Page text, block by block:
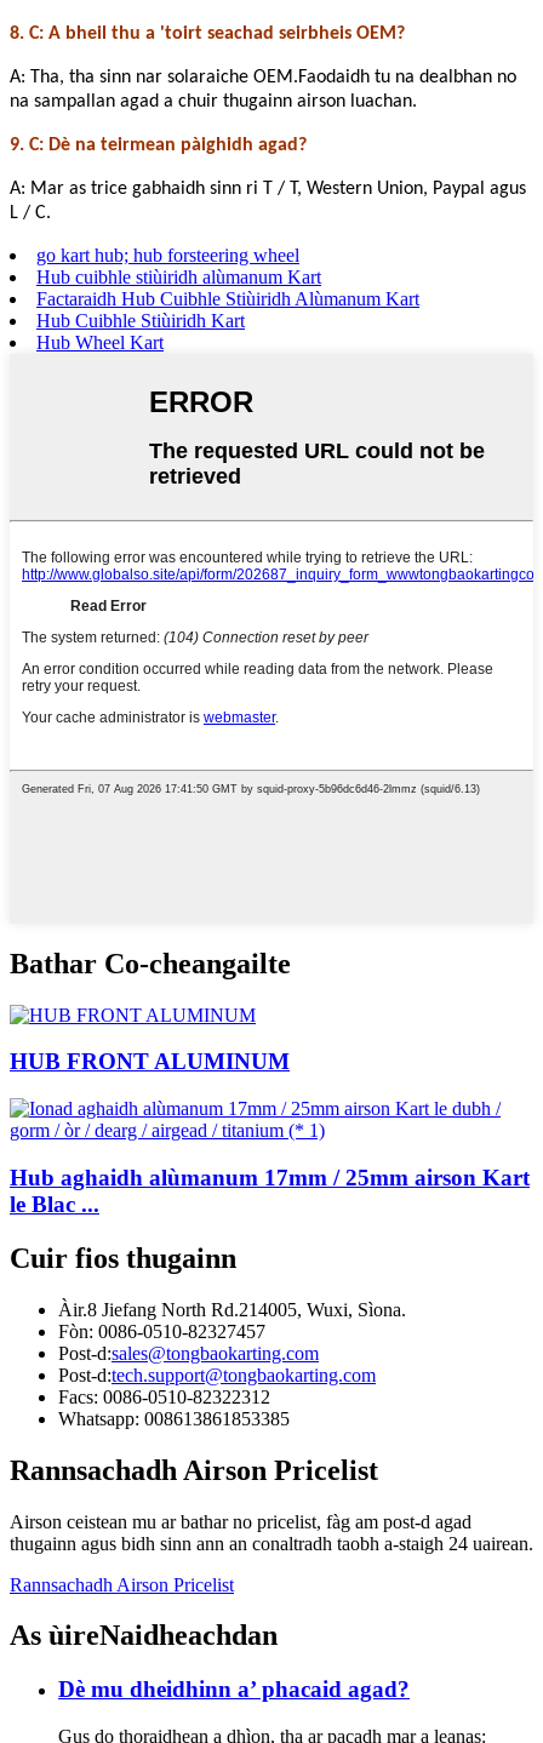
8. C: A bheil thu a 'toirt seachad seirbheis OEM?
A: Tha, tha sinn nar solaraiche OEM.Faodaidh tu na dealbhan no
na sampallan agad a chuir thugainn airson luachan.
9. C: Dè na teirmean pàighidh agad?
A: Mar as trice gabhaidh sinn ri T / T, Western Union, Paypal agus
L / C.
go kart hub; hub forsteering wheel
Hub cuibhle stiùiridh alùmanum Kart
Factaraidh Hub Cuibhle Stiùiridh Alùmanum Kart
Hub Cuibhle Stiùiridh Kart
Hub Wheel Kart
Bathar Co-cheangailte
HUB FRONT ALUMINUM
Hub aghaidh alùmanum 17mm / 25mm airson Kart
le Blac ...
Cuir fios thugainn
Àir.8 Jiefang North Rd.214005, Wuxi, Sìona.
Fòn: 0086-0510-82327457
Post-d:sales@tongbaokarting.com
Post-d:tech.support@tongbaokarting.com
Facs: 0086-0510-82322312
Whatsapp: 008613861853385
Rannsachadh Airson Pricelist
Airson ceistean mu ar bathar no pricelist, fàg am post-d agad
thugainn agus bidh sinn ann an conaltradh taobh a-staigh 24 uairean.
Rannsachadh Airson Pricelist
As ùireNaidheachdan
Dè mu dheidhinn a’ phacaid agad?
Gus do thoraidhean a dhìon, tha ar pacadh mar a leanas: